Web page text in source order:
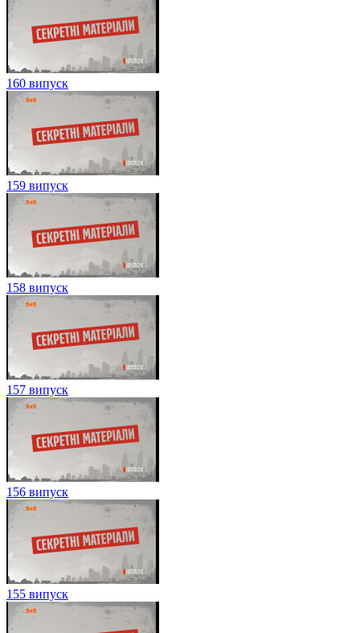
160 випуск
159 випуск
158 випуск
157 випуск
156 випуск
155 випуск